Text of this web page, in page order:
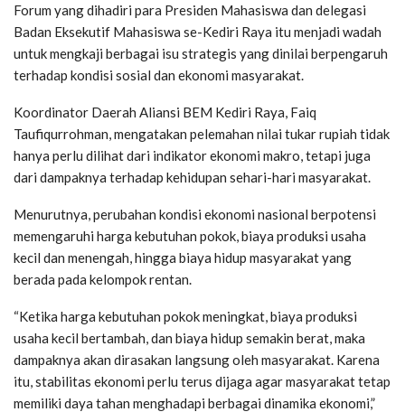
Forum yang dihadiri para Presiden Mahasiswa dan delegasi
Badan Eksekutif Mahasiswa se-Kediri Raya itu menjadi wadah
untuk mengkaji berbagai isu strategis yang dinilai berpengaruh
terhadap kondisi sosial dan ekonomi masyarakat.
Koordinator Daerah Aliansi BEM Kediri Raya, Faiq
Taufiqurrohman, mengatakan pelemahan nilai tukar rupiah tidak
hanya perlu dilihat dari indikator ekonomi makro, tetapi juga
dari dampaknya terhadap kehidupan sehari-hari masyarakat.
Menurutnya, perubahan kondisi ekonomi nasional berpotensi
memengaruhi harga kebutuhan pokok, biaya produksi usaha
kecil dan menengah, hingga biaya hidup masyarakat yang
berada pada kelompok rentan.
“Ketika harga kebutuhan pokok meningkat, biaya produksi
usaha kecil bertambah, dan biaya hidup semakin berat, maka
dampaknya akan dirasakan langsung oleh masyarakat. Karena
itu, stabilitas ekonomi perlu terus dijaga agar masyarakat tetap
memiliki daya tahan menghadapi berbagai dinamika ekonomi,”